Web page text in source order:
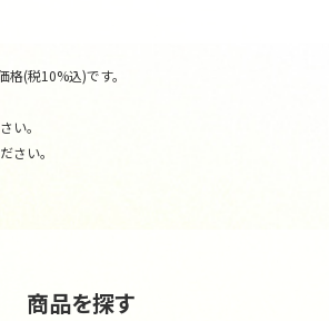
(税10%込)です。
い。
さい。
商品を探す